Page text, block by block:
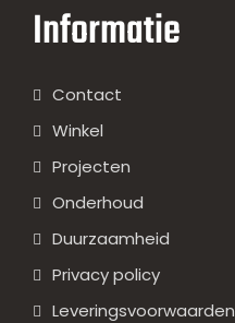
Informatie
Contact
Winkel
Projecten
Onderhoud
Duurzaamheid
Privacy policy
Leveringsvoorwaarden